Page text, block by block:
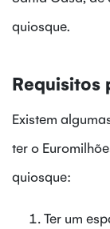
quiosque.
Requisitos
Existem
ter o
quiosque:
Ter um